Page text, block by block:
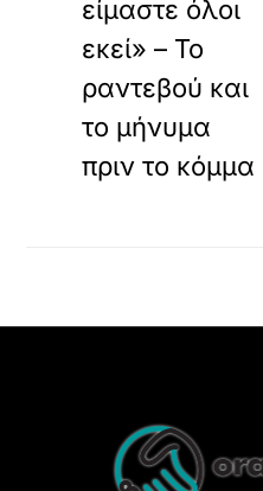
είμαστε όλοι
εκεί» – Το
ραντεβού και
το μήνυμα
πριν το κόμμα